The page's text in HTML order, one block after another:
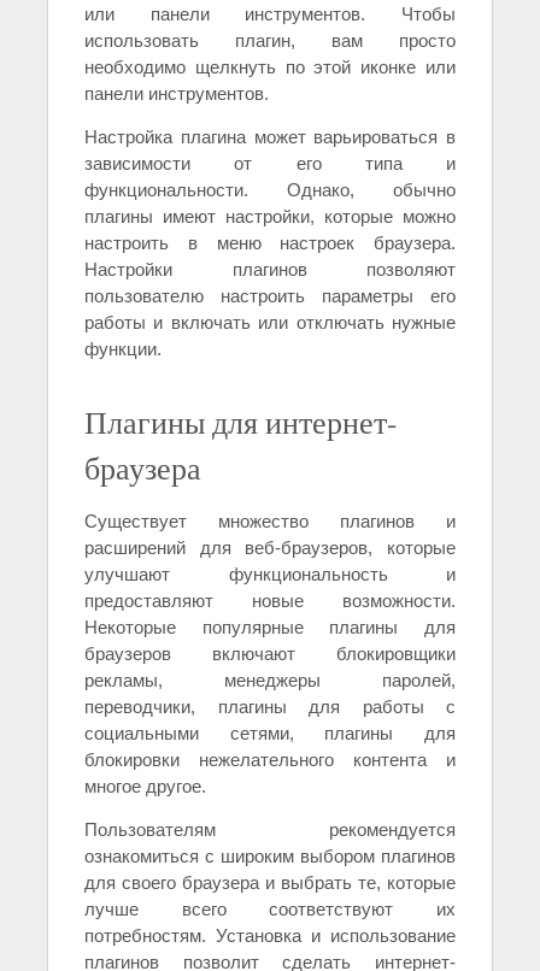
или панели инструментов. Чтобы
использовать плагин, вам просто
необходимо щелкнуть по этой иконке или
панели инструментов.
Настройка плагина может варьироваться в
зависимости от его типа и
функциональности. Однако, обычно
плагины имеют настройки, которые можно
настроить в меню настроек браузера.
Настройки плагинов позволяют
пользователю настроить параметры его
работы и включать или отключать нужные
функции.
Плагины для интернет-
браузера
Существует множество плагинов и
расширений для веб-браузеров, которые
улучшают функциональность и
предоставляют новые возможности.
Некоторые популярные плагины для
браузеров включают блокировщики
рекламы, менеджеры паролей,
переводчики, плагины для работы с
социальными сетями, плагины для
блокировки нежелательного контента и
многое другое.
Пользователям рекомендуется
ознакомиться с широким выбором плагинов
для своего браузера и выбрать те, которые
лучше всего соответствуют их
потребностям. Установка и использование
плагинов позволит сделать интернет-